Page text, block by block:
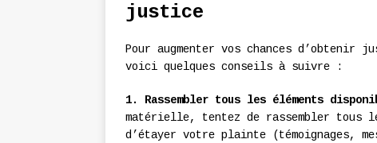
justice
Pour augmenter vos chances d’obtenir
voici quelques conseils à suivre :
1. Rassembler tous les éléments
matérielle, tentez de rassembler tous
d’étayer votre plainte (témoignages,